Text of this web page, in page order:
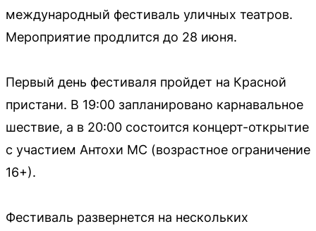
международный фестиваль уличных театров.
Мероприятие продлится до 28 июня.
Первый день фестиваля пройдет на Красной
пристани. В 19:00 запланировано карнавальное
шествие, а в 20:00 состоится концерт-открытие
с участием Антохи МС (возрастное ограничение
16+).
Фестиваль развернется на нескольких